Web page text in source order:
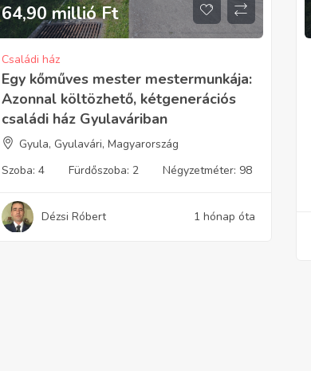
64,90 millió Ft
Családi ház
Egy kőműves mester mestermunkája:
Azonnal költözhető, kétgenerációs
családi ház Gyulaváriban
Gyula, Gyulavári, Magyarország
Szoba: 4 Fürdőszoba: 2 Négyzetméter: 98
Dézsi Róbert 1 hónap óta